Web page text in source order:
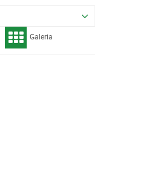
Galeria